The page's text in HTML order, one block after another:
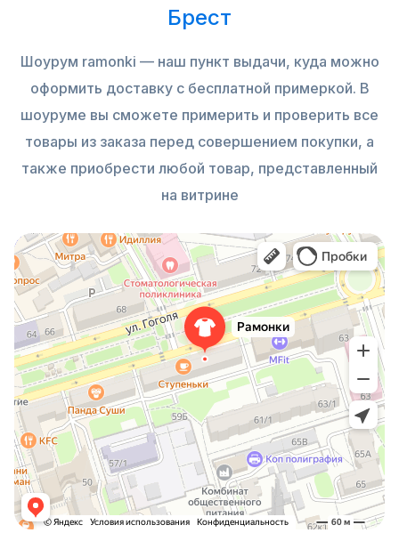
Брест
Шоурум ramonki — наш пункт выдачи, куда можно
оформить доставку с бесплатной примеркой. В
шоуруме вы сможете примерить и проверить все
товары из заказа перед совершением покупки, а
также приобрести любой товар, представленный
на витрине